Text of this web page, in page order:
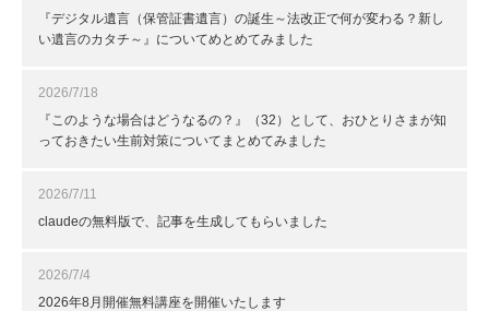
『デジタル遺言（保管証書遺言）の誕生～法改正で何が変わる？新し
い遺言のカタチ～』についてめとめてみました
2026/7/18
『このような場合はどうなるの？』（32）として、おひとりさまが知
っておきたい生前対策についてまとめてみました
2026/7/11
claudeの無料版で、記事を生成してもらいました
2026/7/4
2026年8月開催無料講座を開催いたします